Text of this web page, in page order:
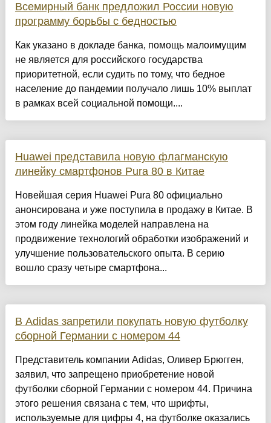
Всемирный банк предложил России новую
программу борьбы с бедностью
Как указано в докладе банка, помощь малоимущим
не является для российского государства
приоритетной, если судить по тому, что бедное
население до пандемии получало лишь 10% выплат
в рамках всей социальной помощи....
Huawei представила новую флагманскую
линейку смартфонов Pura 80 в Китае
Новейшая серия Huawei Pura 80 официально
анонсирована и уже поступила в продажу в Китае. В
этом году линейка моделей направлена на
продвижение технологий обработки изображений и
улучшение пользовательского опыта. В серию
вошло сразу четыре смартфона...
В Adidas запретили покупать новую футболку
сборной Германии с номером 44
Представитель компании Adidas, Оливер Брюгген,
заявил, что запрещено приобретение новой
футболки сборной Германии с номером 44. Причина
этого решения связана с тем, что шрифты,
используемые для цифры 4, на футболке оказались